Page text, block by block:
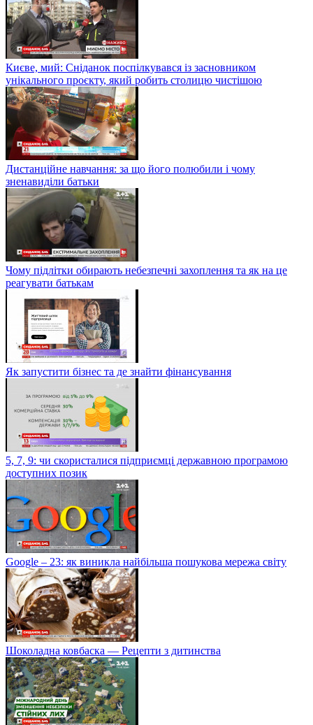
Києве, мий: Сніданок поспілкувався із засновником
унікального проєкту, який робить столицю чистішою
Дистанційне навчання: за що його полюбили і чому
зненавиділи батьки
Чому підлітки обирають небезпечні захоплення та як на це
реагувати батькам
Як запустити бізнес та де знайти фінансування
5, 7, 9: чи скористалися підприємці державною програмою
доступних позик
Google – 23: як виникла найбільша пошукова мережа світу
Шоколадна ковбаска — Рецепти з дитинства